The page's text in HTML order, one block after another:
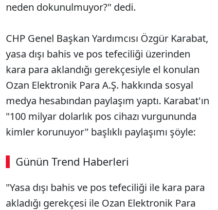
neden dokunulmuyor?" dedi.
CHP Genel Başkan Yardımcısı Özgür Karabat,
yasa dışı bahis ve pos tefeciliği üzerinden
kara para aklandığı gerekçesiyle el konulan
Ozan Elektronik Para A.Ş. hakkında sosyal
medya hesabından paylaşım yaptı. Karabat'ın
"100 milyar dolarlık pos cihazı vurgununda
kimler korunuyor" başlıklı paylaşımı şöyle:
Günün Trend Haberleri
"Yasa dışı bahis ve pos tefeciliği ile kara para
akladığı gerekçesi ile Ozan Elektronik Para